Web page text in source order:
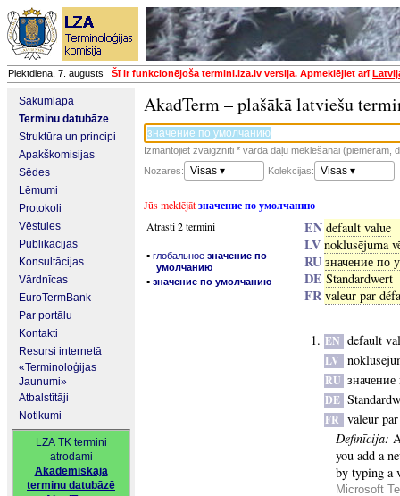
Piektdiena, 7. augusts Šī ir funkcionējoša termini.lza.lv versija. Apmeklējiet arī
Sākumlapa
Terminu datubāze
Struktūra un principi
Apakškomisijas
Sēdes
Lēmumi
Protokoli
Vēstules
Publikācijas
Konsultācijas
Vārdnīcas
EuroTermBank
Par portālu
Kontakti
Resursi internetā
«Terminoloģijas
Jaunumi»
Atbalstītāji
Notikumi
LZA TK termini
atrodami
Akadēmiskajā
terminu datubāzē
AkadTerm – plašākā latviešu
Izmantojiet zvaigznīti * vārda daļu meklēšanai (piemēram,
Nozares:
Visas ▾ Kolekcijas: Visas ▾
Jūs meklējātзначение по умолчанию
Atrasti 2 termini
▪ глобальное значение по
умолчанию
▪ значение по умолчанию
EN default value
LV noklusējuma
RU значение по
DE Standardwert
FR valeur par
EN default
LV
RU
DE
FR valeur
Definīcija:
you add a
by typing a
Microsoft